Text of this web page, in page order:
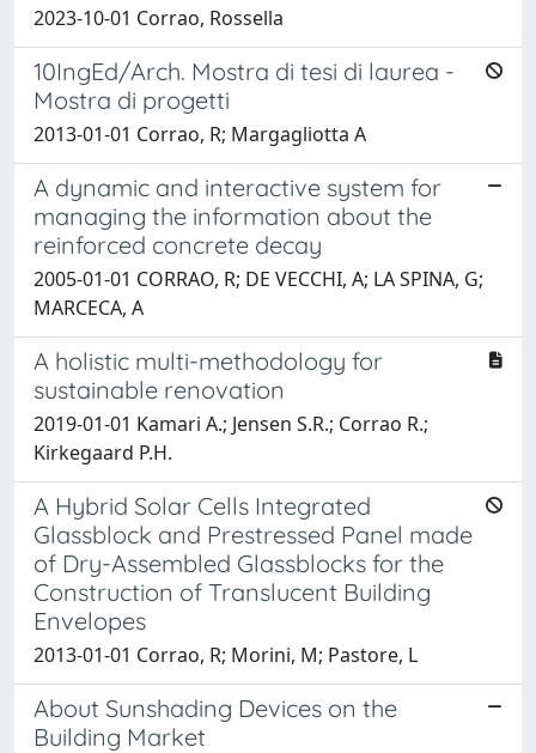
2023-10-01 Corrao, Rossella
10IngEd/Arch. Mostra di tesi di laurea -
Mostra di progetti
2013-01-01 Corrao, R; Margagliotta A
A dynamic and interactive system for
managing the information about the
reinforced concrete decay
2005-01-01 CORRAO, R; DE VECCHI, A; LA SPINA, G;
MARCECA, A
A holistic multi-methodology for
sustainable renovation
2019-01-01 Kamari A.; Jensen S.R.; Corrao R.;
Kirkegaard P.H.
A Hybrid Solar Cells Integrated
Glassblock and Prestressed Panel made
of Dry-Assembled Glassblocks for the
Construction of Translucent Building
Envelopes
2013-01-01 Corrao, R; Morini, M; Pastore, L
About Sunshading Devices on the
Building Market